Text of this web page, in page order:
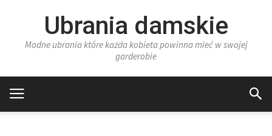
Ubrania damskie
Modne ubrania które każda kobieta powinna mieć w swojej
garderobie